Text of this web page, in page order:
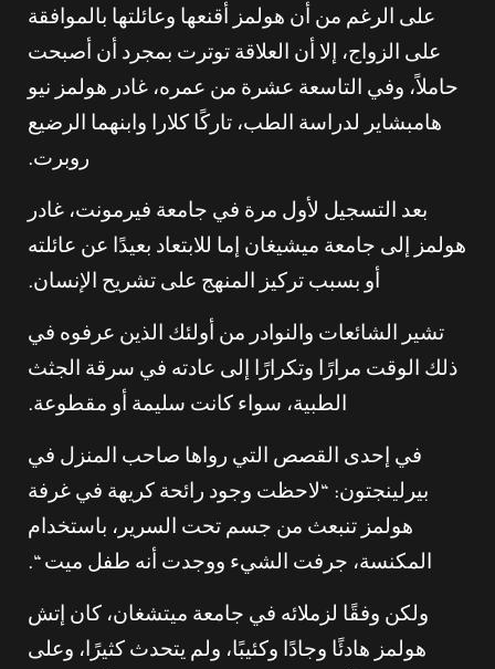
على الرغم من أن هولمز أقنعها وعائلتها بالموافقة
على الزواج، إلا أن العلاقة توترت بمجرد أن أصبحت
حاملاً، وفي التاسعة عشرة من عمره، غادر هولمز نيو
هامبشاير لدراسة الطب، تاركًا كلارا وابنهما الرضيع
روبرت.
بعد التسجيل لأول مرة في جامعة فيرمونت، غادر
هولمز إلى جامعة ميشيغان إما للابتعاد بعيدًا عن عائلته
أو بسبب تركيز المنهج على تشريح الإنسان.
تشير الشائعات والنوادر من أولئك الذين عرفوه في
ذلك الوقت مرارًا وتكرارًا إلى عادته في سرقة الجثث
الطبية، سواء كانت سليمة أو مقطوعة.
في إحدى القصص التي رواها صاحب المنزل في
بيرلينجتون: “لاحظت وجود رائحة كريهة في غرفة
هولمز تنبعث من جسم تحت السرير، باستخدام
المكنسة، جرفت الشيء ووجدت أنه طفل ميت “.
ولكن وفقًا لزملائه في جامعة ميتشغان، كان إتش
هولمز هادئًا وجادًا وكئيبًا، ولم يتحدث كثيرًا، وعلى